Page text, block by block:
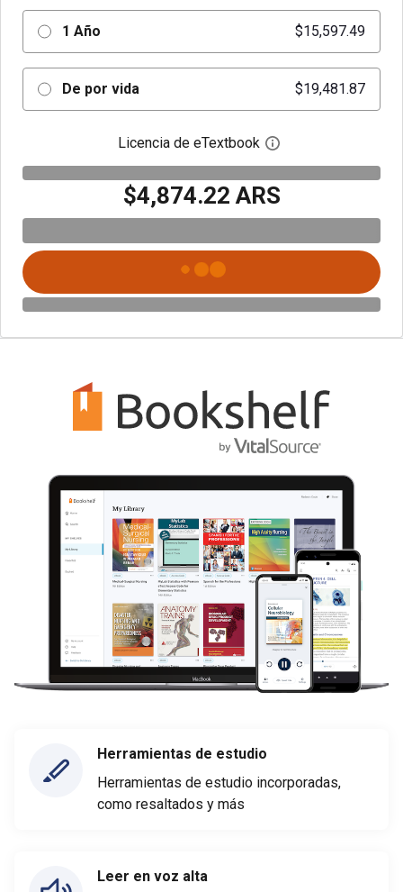
1 Año $15,597.49
De por vida $19,481.87
Licencia de eTextbook Abre el cuadro de
$4,874.22 ARS
Herramientas de estudio
Herramientas de estudio incorporadas,
como resaltados y más
Leer en voz alta